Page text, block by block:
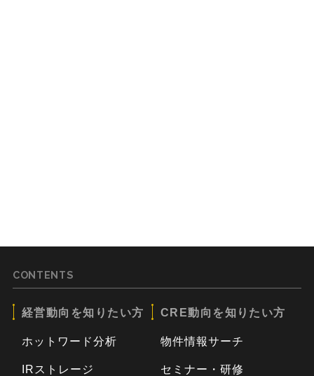
CONTENTS
経営動向を知りたい方
ホットワード分析
IRストレージ
CRE動向を知りたい方
物件情報サーチ
セミナー・研修